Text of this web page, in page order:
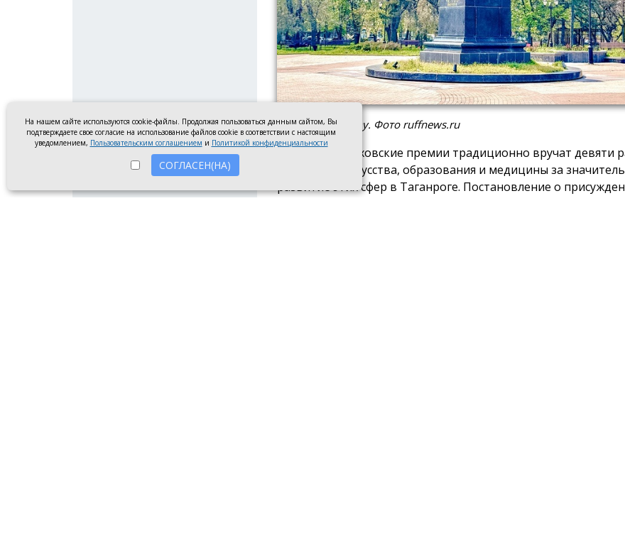
Памятник Чехову. Фото ruffnews.ru
В 2026 году Чеховские премии традиционно вручат девяти
культуры и искусства, образования и медицины за
развитие этих сфер в Таганроге. Постановление о
На нашем сайте используются cookie-файлы. Продолжая пользоваться данным сайтом, Вы
подтверждаете свое согласие на использование файлов cookie в соответствии с настоящим
уведомлением, Пользовательским соглашением и Политикой конфиденциальности
СОГЛАСЕН(НА)